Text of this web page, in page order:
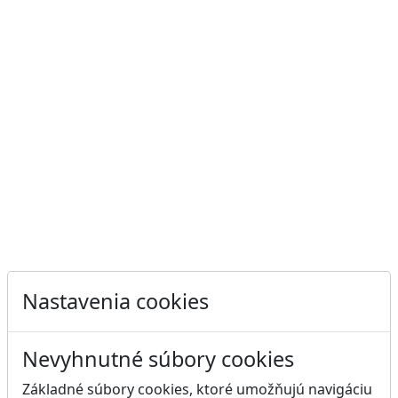
Nastavenia cookies
Nevyhnutné súbory cookies
Základné súbory cookies, ktoré umožňujú navigáciu